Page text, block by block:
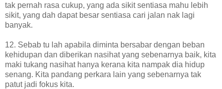
tak pernah rasa cukup, yang ada sikit sentiasa mahu lebih
sikit, yang dah dapat besar sentiasa cari jalan nak lagi
banyak.
12. Sebab tu lah apabila diminta bersabar dengan beban
kehidupan dan diberikan nasihat yang sebenarnya baik, kita
maki tukang nasihat hanya kerana kita nampak dia hidup
senang. Kita pandang perkara lain yang sebenarnya tak
patut jadi fokus kita.